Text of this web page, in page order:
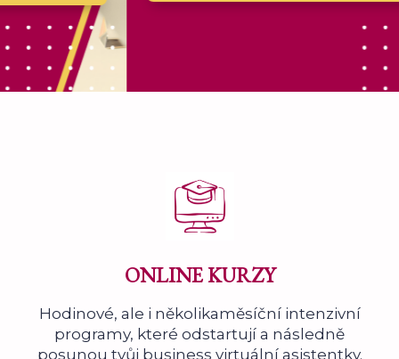
ONLINE KURZY
Hodinové, ale i několikaměsíční intenzivní
programy, které odstartují a následně
posunou tvůj business virtuální asistentky.